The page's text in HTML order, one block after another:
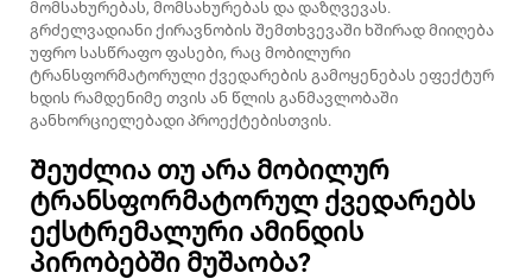
მომსახურებას, მომსახურებას და დაზღვევას.
გრძელვადიანი ქირავნობის შემთხვევაში ხშირად მიიღება
უფრო სასწრაფო ფასები, რაც მობილური
ტრანსფორმატორული ქვედარების გამოყენებას ეფექტურ
ხდის რამდენიმე თვის ან წლის განმავლობაში
განხორციელებადი პროექტებისთვის.
Შეუძლია თუ არა მობილურ
ტრანსფორმატორულ ქვედარებს
ექსტრემალური ამინდის
პირობებში მუშაობა?